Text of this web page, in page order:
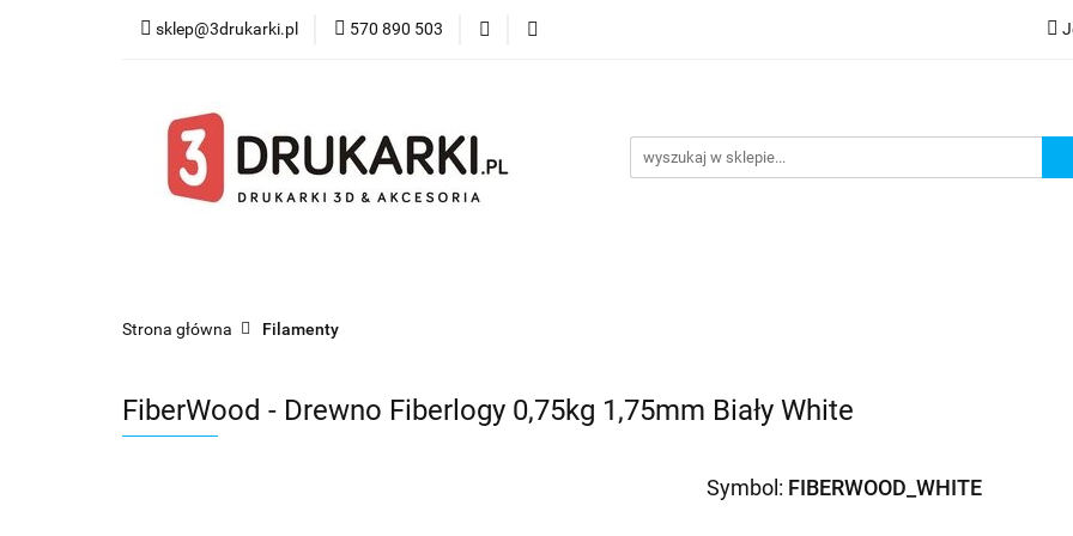
sklep@3drukarki.pl 570 890 503
Blog Bestsellery
Strona główna Filamenty
FiberWood - Drewno Fiberlogy 0,75kg 1,75mm Biały White
Symbol: FIBERWOOD_WHITE